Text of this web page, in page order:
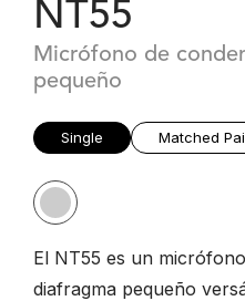
NT55
Micrófono de
pequeño
Single Matched
El NT55 es un
diafragma pequeño